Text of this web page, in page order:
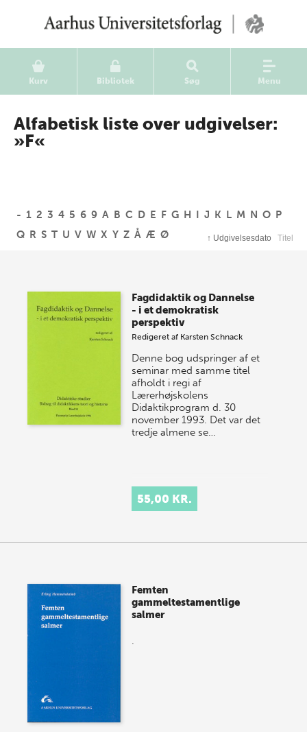
Kurv Bibliotek Søg Menu
Alfabetisk liste over udgivelser:
»F«
- 1 2 3 4 5 6 9 A B C D E F G H I J K L M N O P
Q R S T U V W X Y Z Å Æ Ø ↑ Udgivelsesdato Titel
Fagdidaktik og Dannelse
- i et demokratisk
perspektiv
Redigeret af Karsten Schnack
Denne bog udspringer af et
seminar med samme titel
afholdt i regi af
Lærerhøjskolens
Didaktikprogram d. 30
november 1993. Det var det
tredje almene se…
55,00 KR.
Femten
gammeltestamentlige
salmer
.